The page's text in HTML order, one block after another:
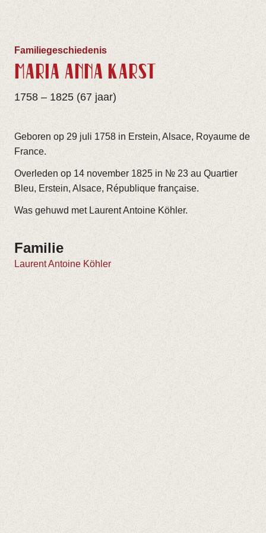
Familiegeschiedenis
MARIA ANNA KARST
1758 – 1825 (67 jaar)
Geboren op 29 juli 1758 in Erstein, Alsace, Royaume de
France.
Overleden op 14 november 1825 in № 23 au Quartier
Bleu, Erstein, Alsace, République française.
Was gehuwd met Laurent Antoine Köhler.
Familie
Laurent Antoine Köhler